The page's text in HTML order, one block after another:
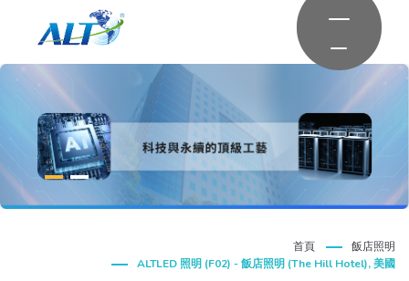
首頁
飯店照明
ALTLED 照明 (F02) - 飯店照明 (The Hill Hotel), 美國